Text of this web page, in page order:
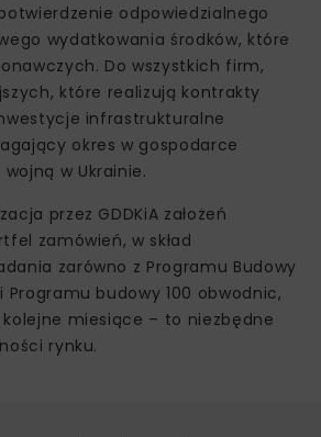
odpowiedzialnego
wydatkowania środków, które
Do wszystkich firm,
które realizują kontrakty
infrastrukturalne
okres w gospodarce
w Ukrainie.
przez GDDKiA założeń
zamówień, w skład
zarówno z Programu Budowy
Programu budowy 100 obwodnic,
miesiące – to niezbędne
rynku.